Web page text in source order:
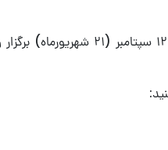
هفتاد و چهارمین مراسم اهدای جوایز امی دوشنبه